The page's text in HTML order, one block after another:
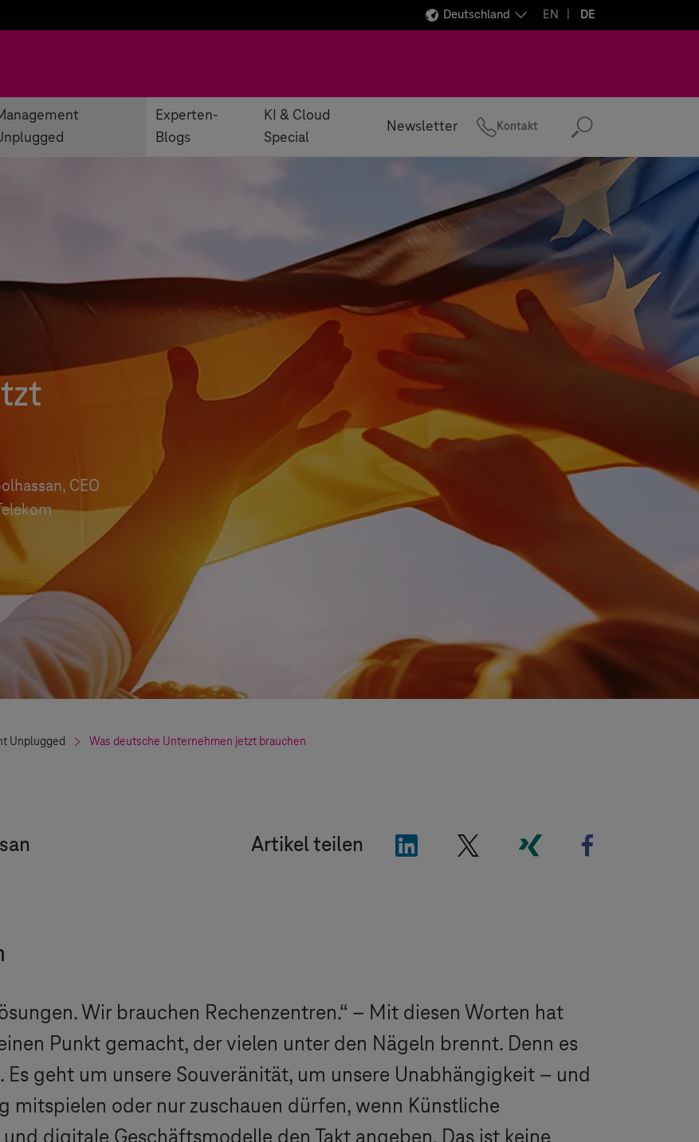
Deutschland EN DE
Experten-
Blogs
KI & Cloud
Special
Newsletter Kontakt Suchen
CEO
Unplugged Was deutsche Unternehmen jetzt brauchen
Artikel teilen "LinkedIn" "Xing"
Wir brauchen Rechenzentren.“ – Mit diesen Worten hat
Punkt gemacht, der vielen unter den Nägeln brennt. Denn es
geht um unsere Souveränität, um unsere Unabhängigkeit – und
mitspielen oder nur zuschauen dürfen, wenn Künstliche